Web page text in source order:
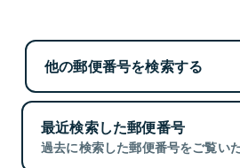
他の郵便番号を検索する
最近検索した郵便番号
過去に検索した郵便番号をご覧い